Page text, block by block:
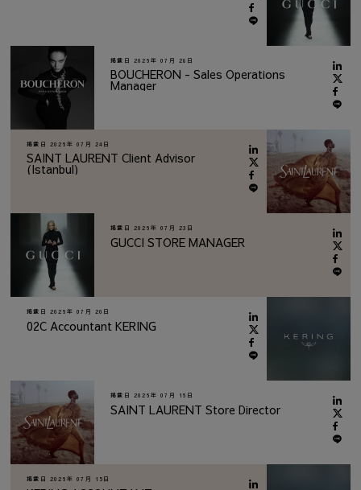
掲載日 2026年 07月 28日
BOUCHERON - Sales Operations
Manager
掲載日 2026年 07月 24日
SAINT LAURENT Client Advisor
(Istanbul)
掲載日 2026年 07月 23日
GUCCI STORE MANAGER
掲載日 2026年 07月 20日
02C Accountant KERING
掲載日 2026年 07月 16日
SAINT LAURENT Store Director
掲載日 2026年 07月 15日